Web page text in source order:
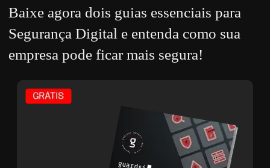
Baixe agora dois guias essenciais para
Segurança Digital e entenda como sua
empresa pode ficar mais segura!